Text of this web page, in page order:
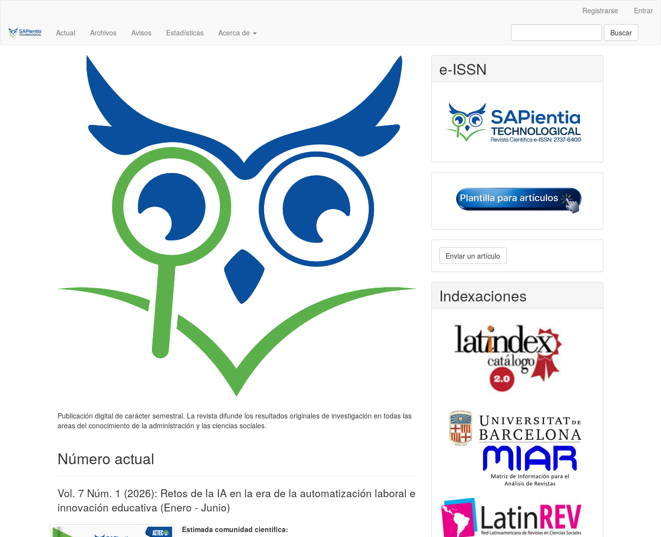
principal
Barra
Registrarse Entrar
Actual Archivos Avisos Estadísticas Acerca de Buscar
Publicación digital de carácter semestral. La revista difunde los resultados originales de investigación en todas las
areas del conocimiento de la administración y las ciencias sociales.
Número actual
Vol. 7 Núm. 1 (2026): Retos de la IA en la era de la automatización laboral e
innovación educativa (Enero - Junio)
Estimada comunidad científica:
e-ISSN
Plantilla
para
Enviar
un
artículo
Enviar un artículo
Indexaciones